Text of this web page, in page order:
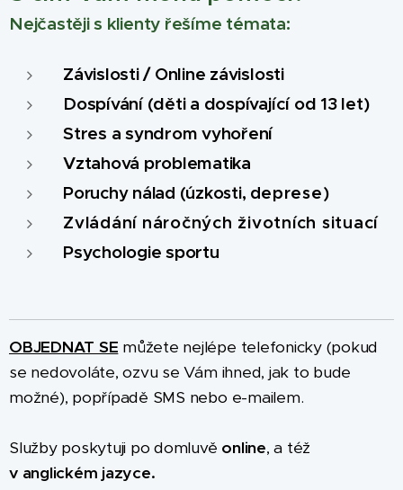
Nejčastěji s klienty řešíme témata:
Závislosti / Online závislosti
Dospívání (děti a dospívající od 13 let)
Stres a syndrom vyhoření
Vztahová problematika
Poruchy nálad (úzkosti, deprese)
Zvládání náročných životních situací
Psychologie sportu
OBJEDNAT SE můžete nejlépe telefonicky (pokud
se nedovoláte, ozvu se Vám ihned, jak to bude
možné), popřípadě SMS nebo e-mailem.
Služby poskytuji po domluvě online, a též
v anglickém jazyce.